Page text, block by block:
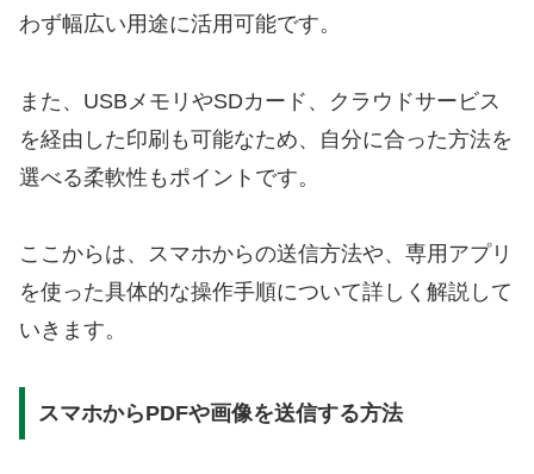
わず幅広い用途に活用可能です。
また、USBメモリやSDカード、クラウドサービス
を経由した印刷も可能なため、自分に合った方法を
選べる柔軟性もポイントです。
ここからは、スマホからの送信方法や、専用アプリ
を使った具体的な操作手順について詳しく解説して
いきます。
スマホからPDFや画像を送信する方法